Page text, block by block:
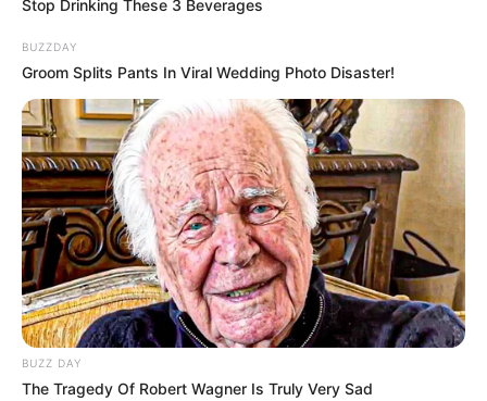
Stop Drinking These 3 Beverages
BUZZDAY
Groom Splits Pants In Viral Wedding Photo Disaster!
BUZZ DAY
The Tragedy Of Robert Wagner Is Truly Very Sad